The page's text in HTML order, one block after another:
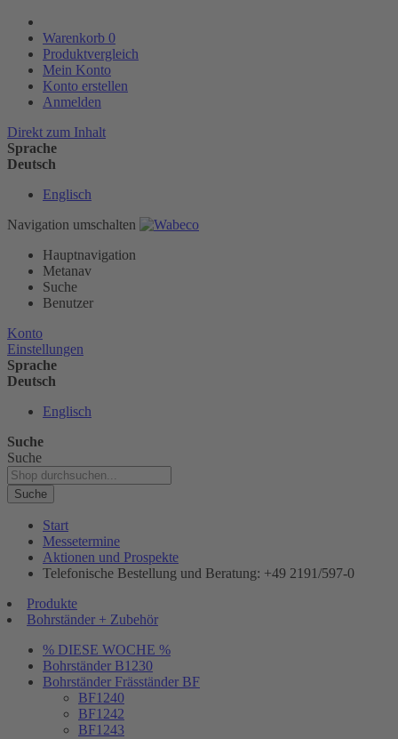
Warenkorb 0
Produktvergleich
Mein Konto
Konto erstellen
Anmelden
Direkt zum Inhalt
Sprache
Deutsch
Englisch
Navigation umschalten
Hauptnavigation
Metanav
Suche
Benutzer
Konto
Einstellungen
Sprache
Deutsch
Englisch
Suche
Suche
Suche
Start
Messetermine
Aktionen und Prospekte
Telefonische Bestellung und Beratung: +49 2191/597-0
Produkte
Bohrständer + Zubehör
% DIESE WOCHE %
Bohrständer B1230
Bohrständer Fräsständer BF
BF1240
BF1242
BF1243